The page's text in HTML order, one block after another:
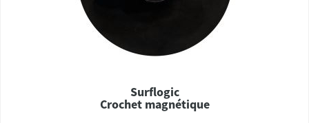
Surflogic
Crochet magnétique